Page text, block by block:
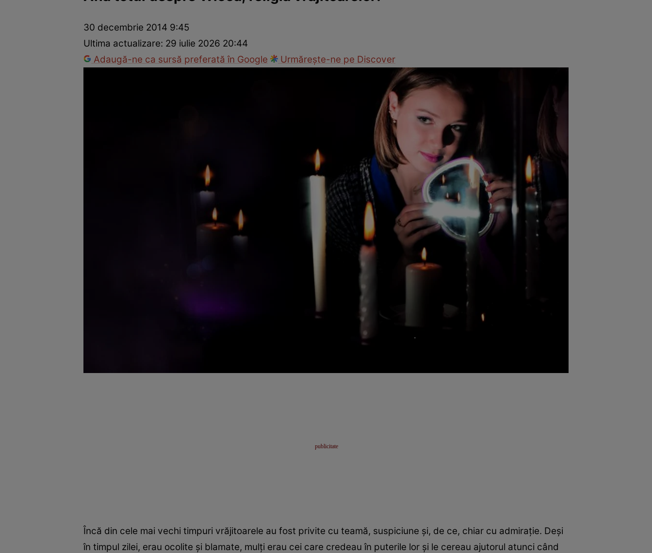
Dezvoltare personalăÎngrijire personalăCasă și grădină
30 decembrie 2014 9:45
Ultima actualizare: 29 iulie 2026 20:44
Adaugă-ne ca sursă preferată în Google
Urmărește-ne pe Discover
Încă din cele mai vechi timpuri vrăjitoarele au fost privite cu teamă, suspiciune şi, de ce, chiar cu admiraţie. Deşi
în timpul zilei, erau ocolite şi blamate, mulţi erau cei care credeau în puterile lor şi le cereau ajutorul atunci când